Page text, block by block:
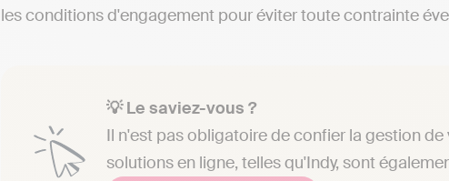
les conditions d'engagement pour éviter toute contrainte
💡 Le saviez-vous ?
Il n'est pas obligatoire de confier la gestion
solutions en ligne, telles qu'Indy, sont